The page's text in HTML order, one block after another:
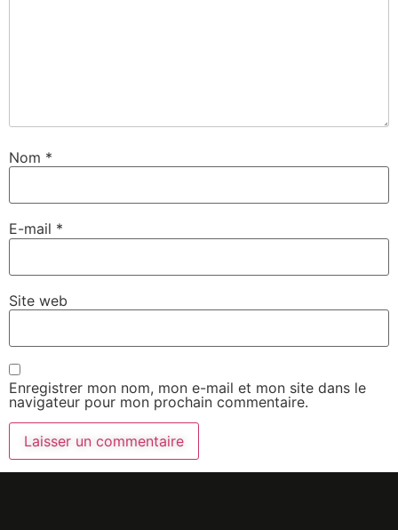
Nom *
E-mail *
Site web
Enregistrer mon nom, mon e-mail et mon site dans le
navigateur pour mon prochain commentaire.